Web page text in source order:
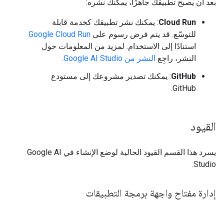
بعد أن يصبح تطبيقك جاهزًا، يمكنك نشره:
Cloud Run: يمكنك نشر تطبيقك كخدمة قابلة
للتوسّع. قد يتم فرض رسوم على Google Cloud Run
استنادًا إلى الاستخدام. لمزيد من المعلومات حول
النشر، راجِع النشر من Google AI Studio
.
GitHub: يمكنك تصدير مشروعك إلى مستودع
GitHub.
القيود
يسرد هذا القسم القيود الحالية لوضع الإنشاء في Google AI
Studio.
إدارة مفتاح واجهة برمجة التطبيقات